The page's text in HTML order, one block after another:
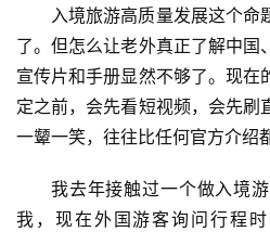
入境旅游高质量发展这个命
了。但怎么让老外真正了解中国
宣传片和手册显然不够了。现在
定之前，会先看短视频，会先刷
一颦一笑，往往比任何官方介绍
我去年接触过一个做入境
我，现在外国游客询问行程